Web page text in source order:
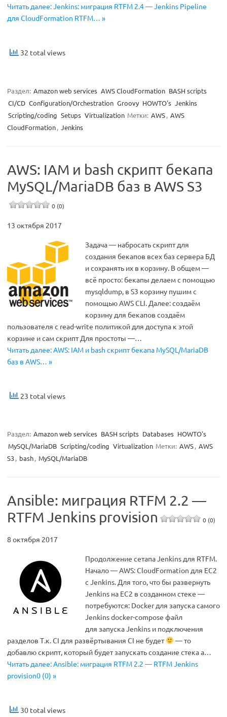
Читать далее: Jenkins: миграция RTFM 2.4 — Jenkins Pipeline
для CloudFormation RTFM… »
32 total views
Раздел: Amazon web services AWS CloudFormation BASH scripts
CI/CD Configuration/Orchestration Groovy HOWTO's Jenkins
Scripting/coding Setups Virtualization Метки: AWS, AWS
CloudFormation, Jenkins
AWS: IAM и bash скрипт бекапа
MySQL/MariaDB баз в AWS S3
0 (0)
13 октября 2017
Задача — набросать скрипт для
создания бекапов всех баз сервера БД
и сохранять их в корзину. В общем —
всё просто: бекапы делаем с помощью
mysqldump, в S3 корзину пушим с
помощью AWS CLI. Далее: создаём
корзину для бекапов создаём
пользователя с read-write политикой для доступа к этой
корзине и сам скрипт Для простоты —…
Читать далее: AWS: IAM и bash скрипт бекапа MySQL/MariaDB
баз в AWS… »
23 total views
Раздел: Amazon web services BASH scripts Databases HOWTO's
MySQL/MariaDB Scripting/coding Virtualization Метки: AWS, AWS
S3, bash, MySQL/MariaDB
Ansible: миграция RTFM 2.2 —
RTFM Jenkins provision
0 (0)
8 октября 2017
Продолжение сетапа Jenkins для RTFM.
Начало — AWS: CloudFormation для EC2
c Jenkins. Для того, что бы развернуть
Jenkins на EC2 в созданном стеке —
потребуются: Docker для запуска самого
Jenkins docker-compose файл
для запуска Jenkins и подключения
разделов Т.к. CI для развёртывания CI не будет
— то
добавлю скрипт, который будет запускать создание стека а…
Читать далее: Ansible: миграция RTFM 2.2 — RTFM Jenkins
provision0 (0) »
30 total views